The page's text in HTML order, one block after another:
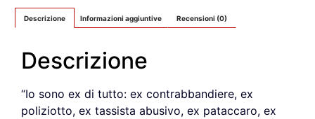
Descrizione Informazioni aggiuntive Recensioni (0)
Descrizione
“Io sono ex di tutto: ex contrabbandiere, ex
poliziotto, ex tassista abusivo, ex pataccaro, ex